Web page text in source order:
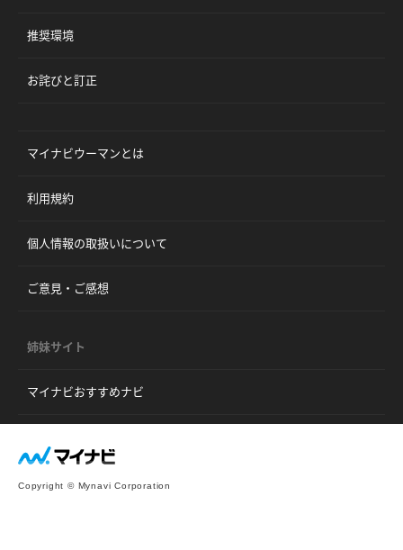
推奨環境
お詫びと訂正
マイナビウーマンとは
利用規約
個人情報の取扱いについて
ご意見・ご感想
姉妹サイト
マイナビおすすめナビ
Copyright © Mynavi Corporation